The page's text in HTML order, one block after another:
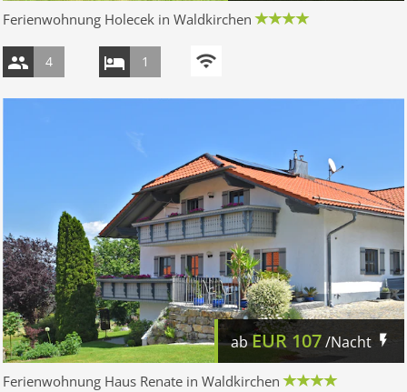
Ferienwohnung Holecek in Waldkirchen
4 1
abEUR 107/Nacht
Ferienwohnung Haus Renate in Waldkirchen